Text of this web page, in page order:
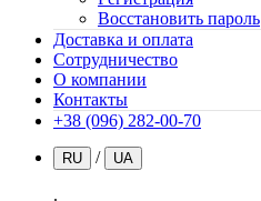
Восстановить пароль
Доставка и оплата
Сотрудничество
О компании
Контакты
+38 (096) 282-00-70
RU / UA
.